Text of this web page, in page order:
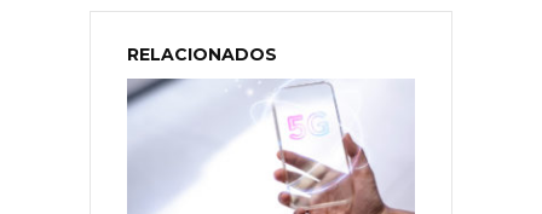
RELACIONADOS